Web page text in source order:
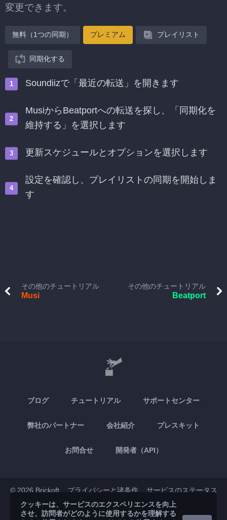
変更できます。
無料（1つの同期） プレミアム プレイリスト
同期化する
Soundiizで「最近の転送」を開きます
MusiからBeatportへの転送を探し、「同期化を
維持する」を選択します
更新スケジュールとオプションを選択します
設定を確認し、プレイリストの同期を開始しま
す
その他のチュートリアル
Musi
その他のチュートリアル
Beatport
ブログ チュートリアル サポートセンター
弊社のパートナー 会社紹介 プレスキット
お問合せ 開発者（API）
© 2026 Brickoft プライバシーと諸条件 サービスのステータス
App Store Google Play
クッキーは、サービスのエクスペリエンスを向上
させ、訪問者がどのように使用するかを理解する